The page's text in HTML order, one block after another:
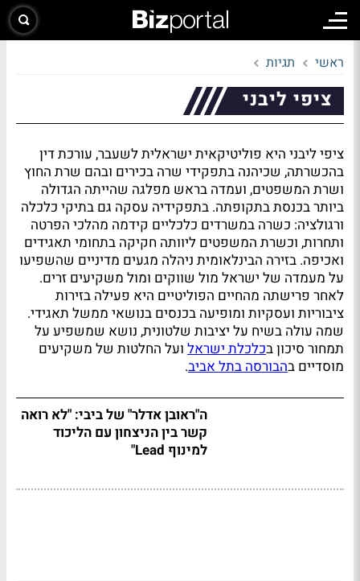
ראשי תגיות
ציפי ליבני
ציפי ליבני היא פוליטיקאית ישראלית לשעבר, עורכת דין
בהכשרתה, שכיהנה בתפקידי שרה בכירים ובהם שרת החוץ
ושרת המשפטים, ועמדה בראש מפלגה שהייתה הגדולה
ביותר בכנסת בתקופתה. בתפקידיה עסקה גם בתיקי כלכלה
ורגולציה: כשרה במשרדים כלכליים קידמה מהלכי הפרטה
ותחרות, וכשרת המשפטים ליוותה חקיקה בתחומי תאגידים
ואכיפה. בזירה הבינלאומית ניהלה מגעים מדיניים שהשפיעו
על מעמדה של ישראל מול שווקים ומול משקיעים זרים.
לאחר פרישתה מהחיים הפוליטיים היא פעילה בזירות
ציבוריות ועסקיות ומופיעה בכנסים בנושאי ממשל תאגידי.
שמה עולה בשיח על יציבות שלטונית, נושא שמשפיע על
תמחור סיכון בכלכלת ישראל ועל החלטות של משקיעים
מוסדיים בהבורסה בתל אביב.
ה"ראובן אדלר" של ביבי: "לא רואה
קשר בין הניצחון עם הליכוד
למינוף Lead"